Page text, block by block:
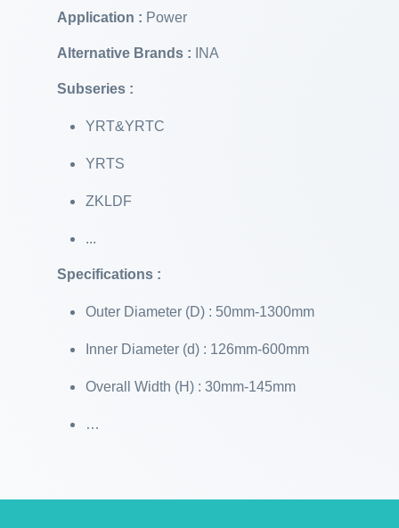
Application : Power
Alternative Brands : INA
Subseries :
YRT&YRTC
YRTS
ZKLDF
...
Specifications :
Outer Diameter (D) : 50mm-1300mm
Inner Diameter (d) : 126mm-600mm
Overall Width (H) : 30mm-145mm
…